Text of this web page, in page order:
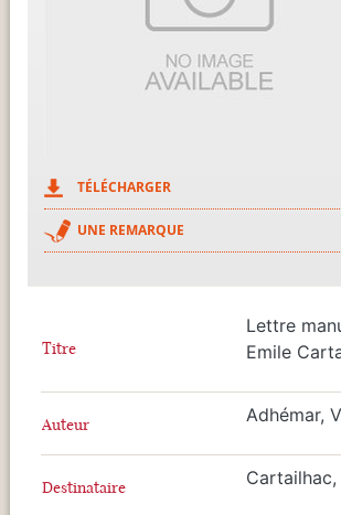
TÉLÉCHARGER
UNE REMARQUE
Titre
Lettre
Emile
Auteur Adhémar,
Destinataire Cartailhac,